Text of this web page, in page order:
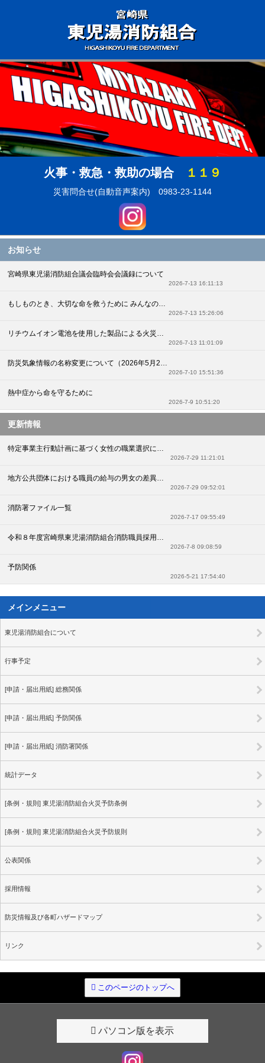
火事・救急・救助の場合 １１９
災害問合せ(自動音声案内) 0983-23-1144
お知らせ
宮崎県東児湯消防組合議会臨時会会議録について
2026-7-13 16:11:13
もしものとき、大切な命を救うために みんなのための心肺蘇生法とAEDの使い方
2026-7-13 15:26:06
リチウムイオン電池を使用した製品による火災に注意しましょう
2026-7-13 11:01:09
防災気象情報の名称変更について（2026年5月29日運用開始）
2026-7-10 15:51:36
熱中症から命を守るために
2026-7-9 10:51:20
更新情報
特定事業主行動計画に基づく女性の職業選択に資する情報の公表 R8.7
2026-7-29 11:21:01
地方公共団体における職員の給与の男女の差異の情報公表
2026-7-29 09:52:01
消防署ファイル一覧
2026-7-17 09:55:49
令和８年度宮崎県東児湯消防組合消防職員採用試験
2026-7-8 09:08:59
予防関係
2026-5-21 17:54:40
メインメニュー
東児湯消防組合について
行事予定
[申請・届出用紙] 総務関係
[申請・届出用紙] 予防関係
[申請・届出用紙] 消防署関係
統計データ
[条例・規則] 東児湯消防組合火災予防条例
[条例・規則] 東児湯消防組合火災予防規則
公表関係
採用情報
防災情報及び各町ハザードマップ
リンク
このページのトップへ
パソコン版を表示